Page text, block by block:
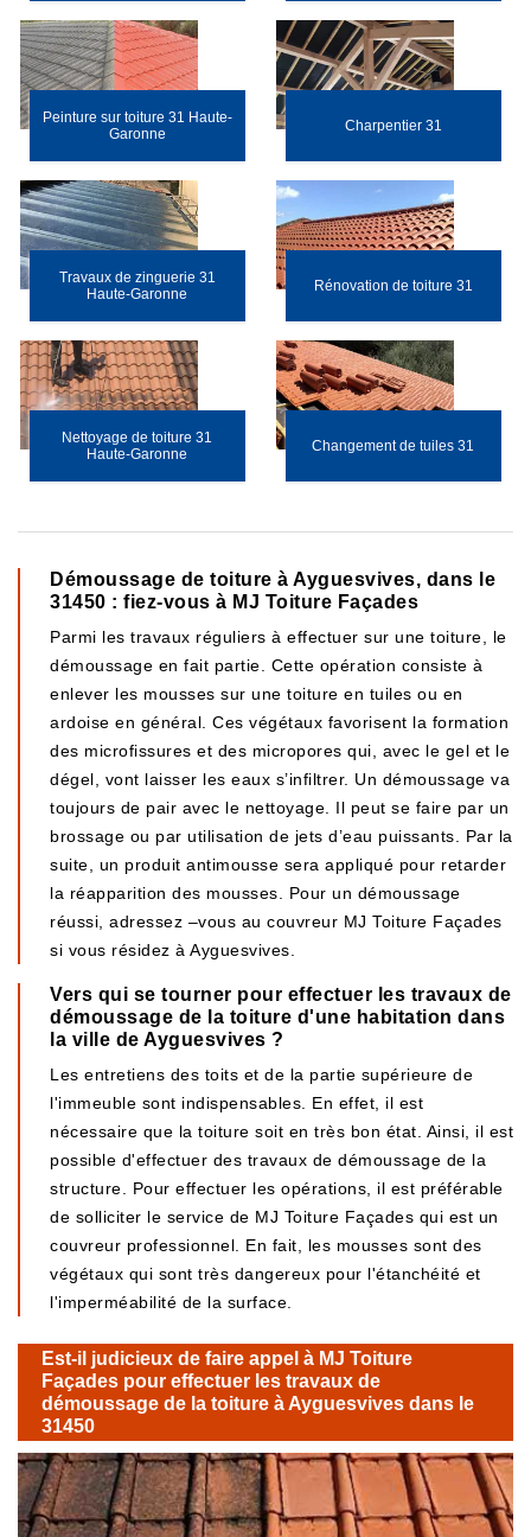
Peinture sur toiture 31 Haute-
Garonne
Charpentier 31
Travaux de zinguerie 31
Haute-Garonne
Rénovation de toiture 31
Nettoyage de toiture 31
Haute-Garonne
Changement de tuiles 31
Démoussage de toiture à Ayguesvives, dans le
31450 : fiez-vous à MJ Toiture Façades
Parmi les travaux réguliers à effectuer sur une toiture, le
démoussage en fait partie. Cette opération consiste à
enlever les mousses sur une toiture en tuiles ou en
ardoise en général. Ces végétaux favorisent la formation
des microfissures et des micropores qui, avec le gel et le
dégel, vont laisser les eaux s’infiltrer. Un démoussage va
toujours de pair avec le nettoyage. Il peut se faire par un
brossage ou par utilisation de jets d’eau puissants. Par la
suite, un produit antimousse sera appliqué pour retarder
la réapparition des mousses. Pour un démoussage
réussi, adressez –vous au couvreur MJ Toiture Façades
si vous résidez à Ayguesvives.
Vers qui se tourner pour effectuer les travaux de
démoussage de la toiture d'une habitation dans
la ville de Ayguesvives ?
Les entretiens des toits et de la partie supérieure de
l'immeuble sont indispensables. En effet, il est
nécessaire que la toiture soit en très bon état. Ainsi, il est
possible d'effectuer des travaux de démoussage de la
structure. Pour effectuer les opérations, il est préférable
de solliciter le service de MJ Toiture Façades qui est un
couvreur professionnel. En fait, les mousses sont des
végétaux qui sont très dangereux pour l'étanchéité et
l'imperméabilité de la surface.
Est-il judicieux de faire appel à MJ Toiture
Façades pour effectuer les travaux de
démoussage de la toiture à Ayguesvives dans le
31450